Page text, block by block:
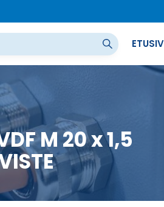
M 20 x 1,5